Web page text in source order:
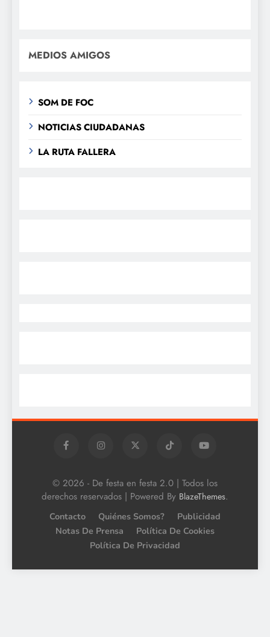
MEDIOS AMIGOS
SOM DE FOC
NOTICIAS CIUDADANAS
LA RUTA FALLERA
© 2026 - De festa en festa 2.0 | Todos los
derechos reservados | Powered By BlazeThemes.
Contacto Quiénes Somos?
Publicidad
Notas De Prensa
Política De Cookies
Política De Privacidad